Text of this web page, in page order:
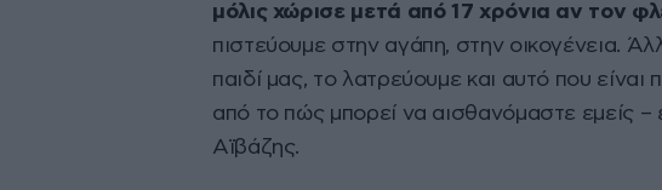
μόλις χώρισε μετά από 17 χρόνια αν τον
πιστεύουμε στην αγάπη, στην οικογένεια.
παιδί μας, το λατρεύουμε και αυτό που
από το πώς μπορεί να αισθανόμαστε εμείς –
Αϊβάζης.